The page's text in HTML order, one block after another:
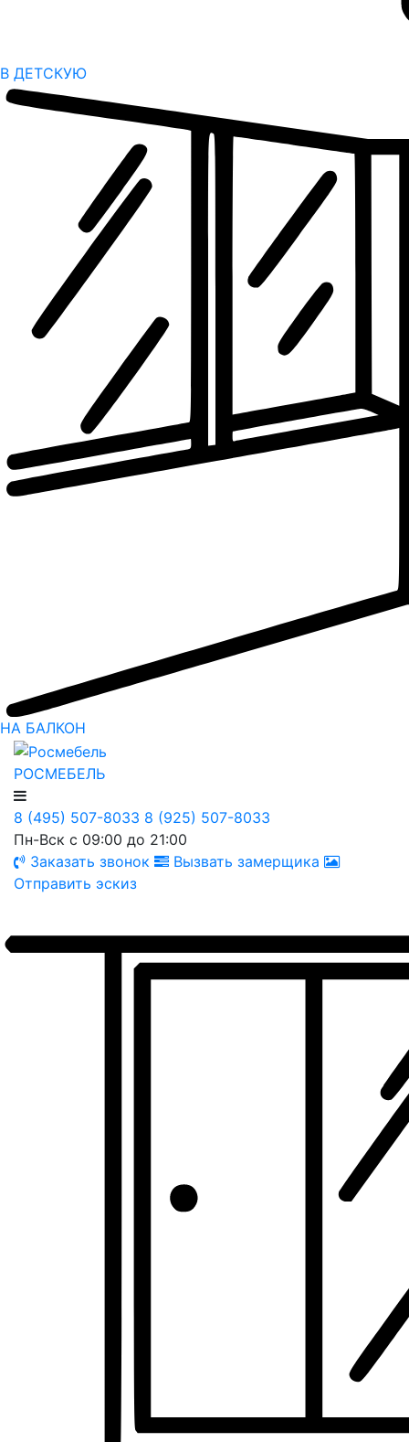
В ДЕТСКУЮ
НА БАЛКОН
РОСМЕБЕЛЬ
8 (495) 507-8033 8 (925) 507-8033
Пн-Вск с 09:00 до 21:00
Заказать звонок
Вызвать замерщика
Отправить эскиз